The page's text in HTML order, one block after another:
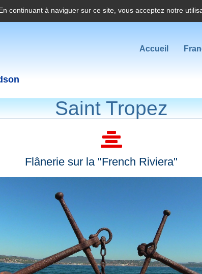
continuant à naviguer sur ce site, vous acceptez notre
Accueil
Saint Tropez
Flânerie sur la "French Riviera"